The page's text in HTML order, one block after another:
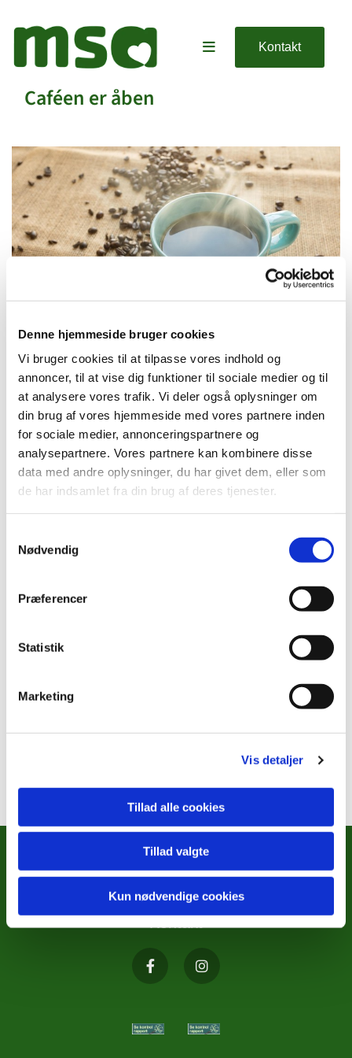
Denne hjemmeside bruger cookies
Vi bruger cookies til at tilpasse vores indhold og
annoncer, til at vise dig funktioner til sociale medier og til
at analysere vores trafik. Vi deler også oplysninger om
din brug af vores hjemmeside med vores partnere inden
for sociale medier, annonceringspartnere og
analysepartnere. Vores partnere kan kombinere disse
data med andre oplysninger, du har givet dem, eller som
de har indsamlet fra din brug af deres tjenester.
Nødvendig
Præferencer
Statistik
Marketing
Vis detaljer
Tillad alle cookies
Tillad valgte
Kun nødvendige cookies
Kontakt
Caféen er åben
Mandag 13. juli 2026, kl. 09:00 - 14:00
Cafe, Rigensgade 21, 1316 København K
METODISTKIRKENS SOCIALE
ARBEJDE
Kontakt